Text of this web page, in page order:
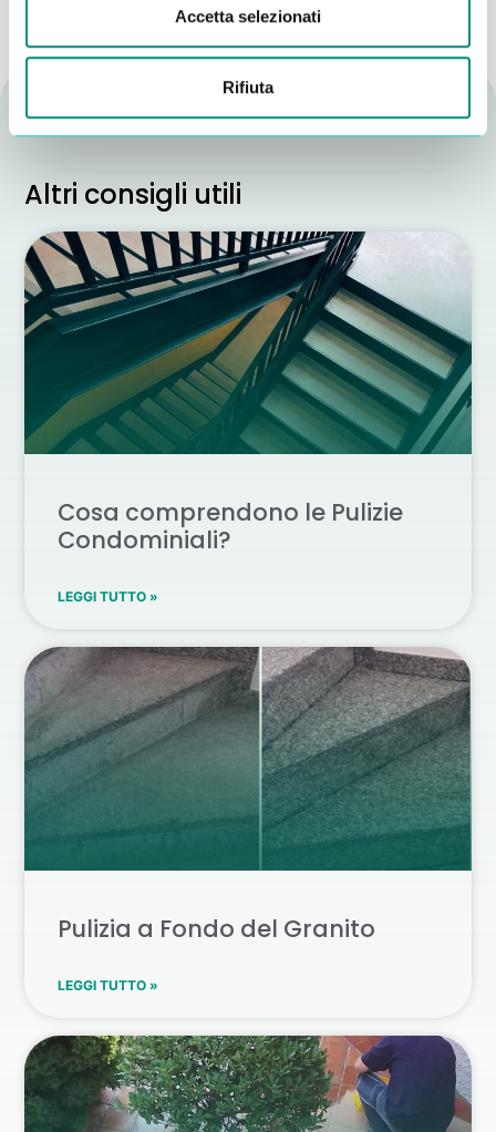
Accetta selezionati
Rifiuta
Altri consigli utili
Cosa comprendono le Pulizie
Condominiali?
LEGGI TUTTO »
Pulizia a Fondo del Granito
LEGGI TUTTO »